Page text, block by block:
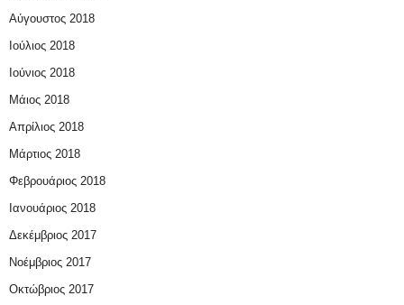
Αύγουστος 2018
Ιούλιος 2018
Ιούνιος 2018
Μάιος 2018
Απρίλιος 2018
Μάρτιος 2018
Φεβρουάριος 2018
Ιανουάριος 2018
Δεκέμβριος 2017
Νοέμβριος 2017
Οκτώβριος 2017